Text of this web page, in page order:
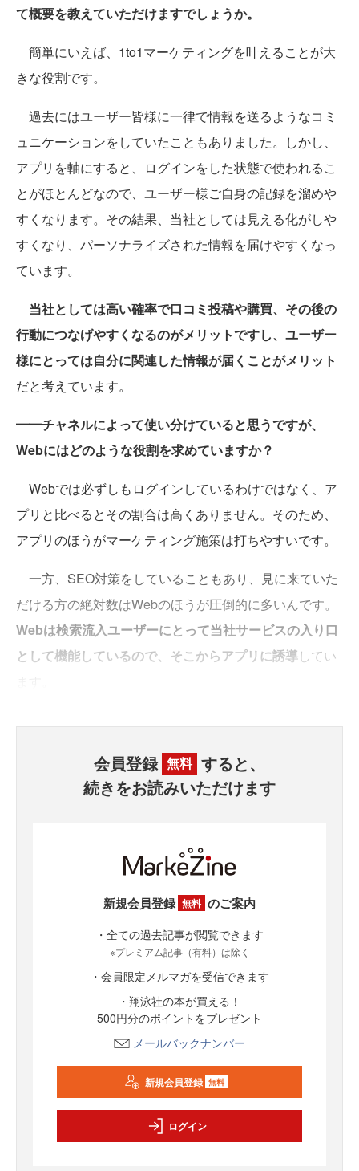
て概要を教えていただけますでしょうか。
簡単にいえば、1to1マーケティングを叶えることが大
きな役割です。
過去にはユーザー皆様に一律で情報を送るようなコミ
ュニケーションをしていたこともありました。しかし、
アプリを軸にすると、ログインをした状態で使われるこ
とがほとんどなので、ユーザー様ご自身の記録を溜めや
すくなります。その結果、当社としては見える化がしや
すくなり、パーソナライズされた情報を届けやすくなっ
ています。
当社としては高い確率で口コミ投稿や購買、その後の
行動につなげやすくなるのがメリットですし、ユーザー
様にとっては自分に関連した情報が届くことがメリット
だと考えています。
━━チャネルによって使い分けていると思うですが、
Webにはどのような役割を求めていますか？
Webでは必ずしもログインしているわけではなく、ア
プリと比べるとその割合は高くありません。そのため、
アプリのほうがマーケティング施策は打ちやすいです。
一方、SEO対策をしていることもあり、見に来ていた
だける方の絶対数はWebのほうが圧倒的に多いんです。
Webは検索流入ユーザーにとって当社サービスの入り口
として機能しているので、そこからアプリに誘導してい
会員登録 無料 すると、
続きをお読みいただけます
新規会員登録 無料 のご案内
・全ての過去記事が閲覧できます
※プレミアム記事（有料）は除く
・会員限定メルマガを受信できます
・翔泳社の本が買える！
500円分のポイントをプレゼント
メールバックナンバー
新規会員登録 無料
ログイン